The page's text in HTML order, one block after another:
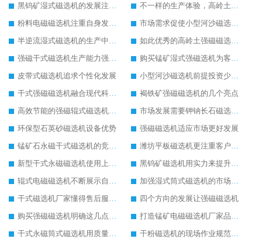
黑钨矿湿式磁选机的发展注重自身服务
不一样的生产体验，高岭土磁选机
粉料电磁磁选机注重自身发展追求好品质
市场需求促使小型河沙磁选机更好发展
半逆流湿式磁选机的生产中重点抓创新
如此优秀的高岭土强磁磁选机您确定不购买吗
强磁干式磁选机生产能力强留住更多客户
购买锰矿湿式强磁选机为客户带来效益
皮带式磁选机追求个性化发展
小型河沙磁选机前提投资少收益快
干式强磁磁选机融合现代科技生产技术
褐铁矿强磁磁选机的几个亮点
高效节能的强磁辊式磁选机生产更环保
市场发展需要钾钠长石磁选机的配合
环保型石英砂磁选机设备优势
强磁磁选机适应市场更好发展
锰矿石永磁干式磁选机的竞争在实力的对决上
潍坊平板磁选机更注重客户体验
新型干式永磁磁选机使用上的优势
黑钨矿磁选机用实力来提升自己能力
辊式电磁磁选机不断展示自己的生产特色
加强湿式筒式磁选机的市场发展能力
干式磁选机厂家懂得售后服务的重要性
四个方向的发展让强磁磁选机
购买强磁磁选机明确这几点才好出手
打造锰矿电磁磁选机厂家品牌影响力
干式永磁筒式磁选机用质量推动市场发展
干粉磁选机的现场作业规范应明确